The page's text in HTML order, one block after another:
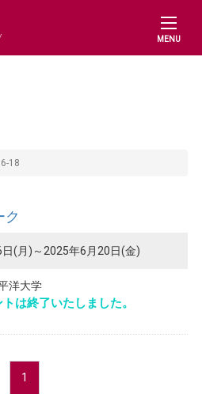
MENU
18
ク
(月)～2025年6月20日(金)
洋大学
は終了いたしました。
1